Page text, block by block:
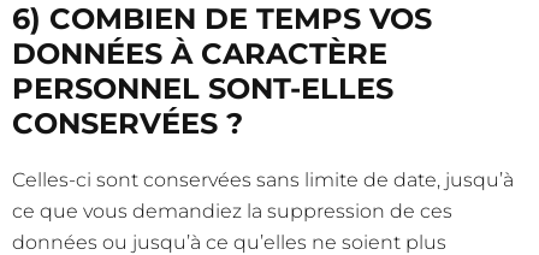
6) COMBIEN DE TEMPS VOS
DONNÉES À CARACTÈRE
PERSONNEL SONT-ELLES
CONSERVÉES ?
Celles-ci sont conservées sans limite de date, jusqu’à
ce que vous demandiez la suppression de ces
données ou jusqu’à ce qu’elles ne soient plus